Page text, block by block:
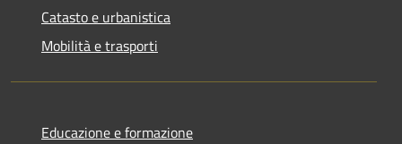
Catasto e urbanistica
Mobilità e trasporti
Educazione e formazione